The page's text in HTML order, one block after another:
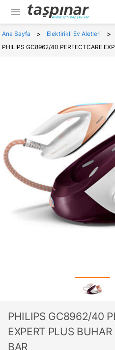
menu
Ana Sayfa > Elektirikli Ev Aletleri >
PHILIPS GC8962/40 PERFECTCARE
PHILIPS GC8962/40
EXPERT PLUS
BAR